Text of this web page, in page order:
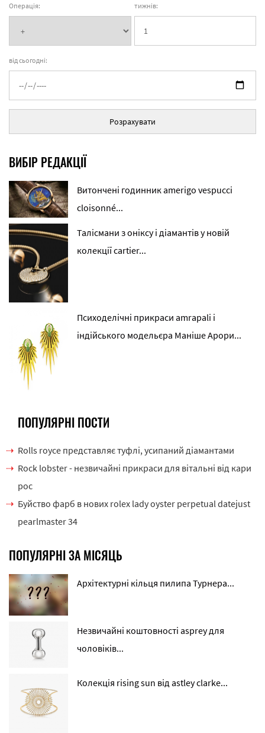
Операція: тижнів:
від сьогодні:
Розрахувати
ВИБІР РЕДАКЦІЇ
Витончені годинник amerigo vespucci
cloisonné...
Талісмани з оніксу і діамантів у новій
колекції cartier...
Психоделічні прикраси amrapali і
індійського модельєра Маніше Арори...
ПОПУЛЯРНІ ПОСТИ
Rolls royce представляє туфлі, усипаний діамантами
Rock lobster - незвичайні прикраси для вітальні від кари
рос
Буйство фарб в нових rolex lady oyster perpetual datejust
pearlmaster 34
ПОПУЛЯРНІ ЗА МІСЯЦЬ
Архітектурні кільця пилипа Турнера...
Незвичайні коштовності asprey для
чоловіків...
Колекція rising sun від astley clarke...